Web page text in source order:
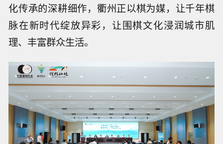
化传承的深耕细作，衢州正以棋为媒，让千年棋
脉在新时代绽放异彩，让围棋文化浸润城市肌
理、丰富群众生活。